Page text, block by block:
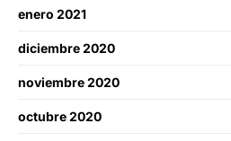
enero 2021
diciembre 2020
noviembre 2020
octubre 2020